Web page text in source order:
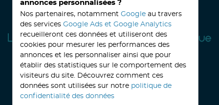
32, avenue Haussmann33390 BLAYE
Lundi14h-18hMardi à vendredi8h30-12h00 - 14h-18h
Le Samedi9h30 - 12h30
annonces personnalisées ?
Nos partenaires, notamment Google au travers
des services Google Ads et Google Analytics
recueilleront ces données et utiliseront des
cookies pour mesurer les performances des
annonces et les personnaliser ainsi que pour
établir des statistiques sur le comportement des
visiteurs du site. Découvrez comment ces
données sont utilisées sur notre politique de
confidentialité des données